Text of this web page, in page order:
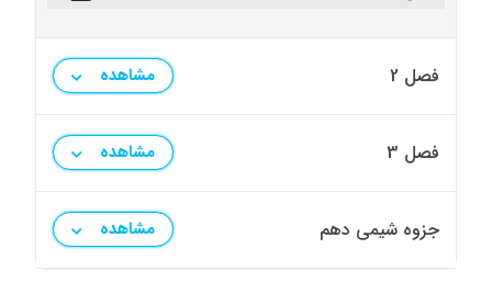
فصل 2 مشاهده
فصل 3 مشاهده
جزوه شیمی دهم مشاهده